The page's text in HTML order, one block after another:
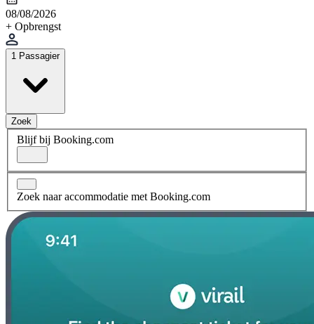
08/08/2026
+ Opbrengst
1 Passagier
Zoek
Blijf bij Booking.com
Zoek naar accommodatie met Booking.com